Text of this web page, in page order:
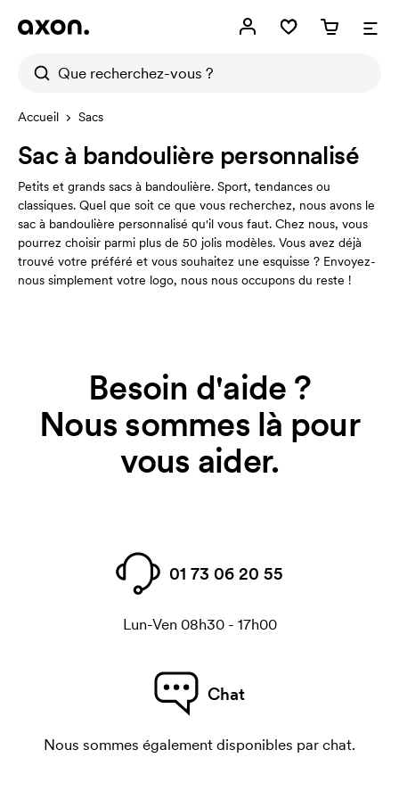
Accueil Sacs
Sac à bandoulière personnalisé
Petits et grands sacs à bandoulière. Sport, tendances ou
classiques. Quel que soit ce que vous recherchez, nous avons le
sac à bandoulière personnalisé qu'il vous faut. Chez nous, vous
pourrez choisir parmi plus de 50 jolis modèles. Vous avez déjà
trouvé votre préféré et vous souhaitez une esquisse ? Envoyez-
nous simplement votre logo, nous nous occupons du reste !
Besoin d'aide ?
Nous sommes là pour
vous aider.
01 73 06 20 55
Lun-Ven 08h30 - 17h00
Chat
Nous sommes également disponibles par chat.